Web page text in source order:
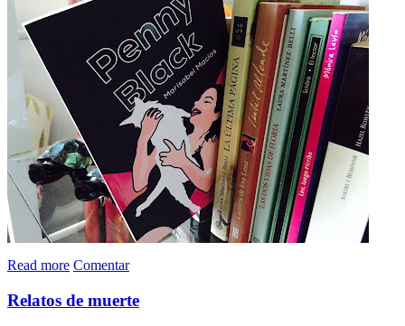
Read more Comentar
Relatos de muerte